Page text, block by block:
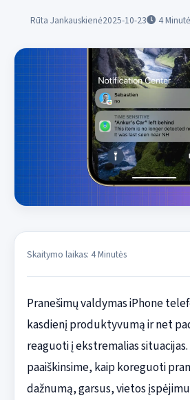
Rūta Jankauskienė2025-10-23 4
Skaitymo laikas: 4 Minutės
Pranešimų valdymas iPhone
kasdienį produktyvumą ir net
reaguoti į ekstremalias
paaiškinsime, kaip koreguoti
dažnumą, garsus, vietos